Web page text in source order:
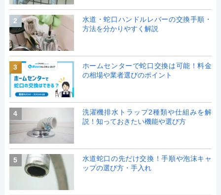
2
水道・蛇口ハンドルレバーの交換手順・
方法を分かりやすく解説
3
ホームセンターで蛇口交換は可能！料金
の相場や業者選びのポイント
4
洗濯機排水トラップ2種類や仕組みを解
説！知っておきたい機能や選び方
5
水道蛇口の先だけ交換！手順や泡沫キャ
ップの選び方・手入れ